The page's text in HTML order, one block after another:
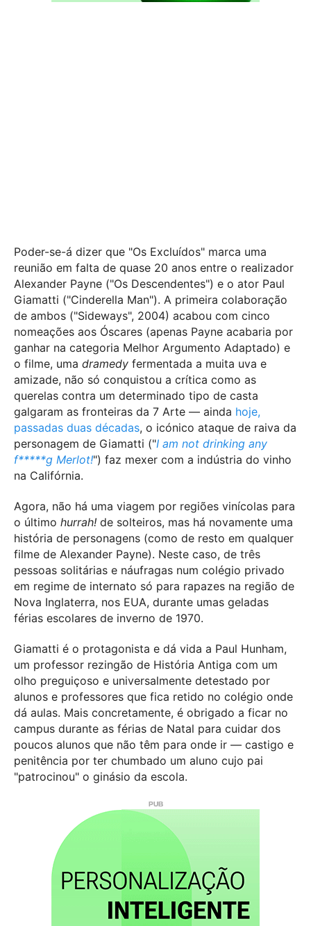
Poder-se-á dizer que "Os Excluídos" marca uma
reunião em falta de quase 20 anos entre o realizador
Alexander Payne ("Os Descendentes") e o ator Paul
Giamatti ("Cinderella Man"). A primeira colaboração
de ambos ("Sideways", 2004) acabou com cinco
nomeações aos Óscares (apenas Payne acabaria por
ganhar na categoria Melhor Argumento Adaptado) e
o filme, uma dramedy fermentada a muita uva e
amizade, não só conquistou a crítica como as
querelas contra um determinado tipo de casta
galgaram as fronteiras da 7 Arte — ainda hoje,
passadas duas décadas, o icónico ataque de raiva da
personagem de Giamatti ("I am not drinking any
f*****g Merlot!") faz mexer com a indústria do vinho
na Califórnia.
Agora, não há uma viagem por regiões vinícolas para
o último hurrah! de solteiros, mas há novamente uma
história de personagens (como de resto em qualquer
filme de Alexander Payne). Neste caso, de três
pessoas solitárias e náufragas num colégio privado
em regime de internato só para rapazes na região de
Nova Inglaterra, nos EUA, durante umas geladas
férias escolares de inverno de 1970.
Giamatti é o protagonista e dá vida a Paul Hunham,
um professor rezingão de História Antiga com um
olho preguiçoso e universalmente detestado por
alunos e professores que fica retido no colégio onde
dá aulas. Mais concretamente, é obrigado a ficar no
campus durante as férias de Natal para cuidar dos
poucos alunos que não têm para onde ir — castigo e
penitência por ter chumbado um aluno cujo pai
"patrocinou" o ginásio da escola.